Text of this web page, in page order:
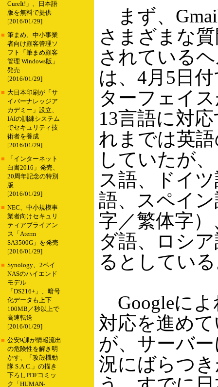
CureIt!」、日本語
版を無料で提供
[2016/01/29]
■ 筆まめ、中小事業
者向け顧客管理ソ
フト「筆まめ顧客
管理 Windows版」
発売
[2016/01/29]
■ 大日本印刷が「サ
イバーナレッジア
カデミー」設立、
IAIの訓練システム
でセキュリティ技
術者を養成
[2016/01/29]
■
「インターネット
白書2016」発売、
20周年記念の特別
版
[2016/01/29]
■ NEC、中小規模事
業者向けセキュリ
ティアプライアン
ス「Aterm
SA3500G」を発売
[2016/01/29]
■ Synology、2ベイ
NASのハイエンド
モデル
「DS216+」、暗号
化データも上下
100MB／秒以上で
高速転送
[2016/01/29]
■ 公安9課が情報流出
の危険性を解き明
かす、「攻殻機動
隊 S.A.C.」の描き
下ろしPDFコミッ
ク「HUMAN-
まず、
さまざまな
されている
は、4月5日
ターフェイ
13言語に対
れまでは英
していたが
ス語、ドイ
語、スペイ
字／繁体字
ダ語、ロシ
るとしてい
Googleによ
対応を進め
が、サーバ
況にばらつ